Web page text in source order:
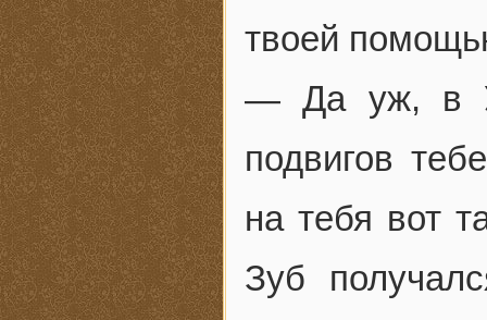
твоей
— Да уж, в
подвигов
на тебя вот
Зуб